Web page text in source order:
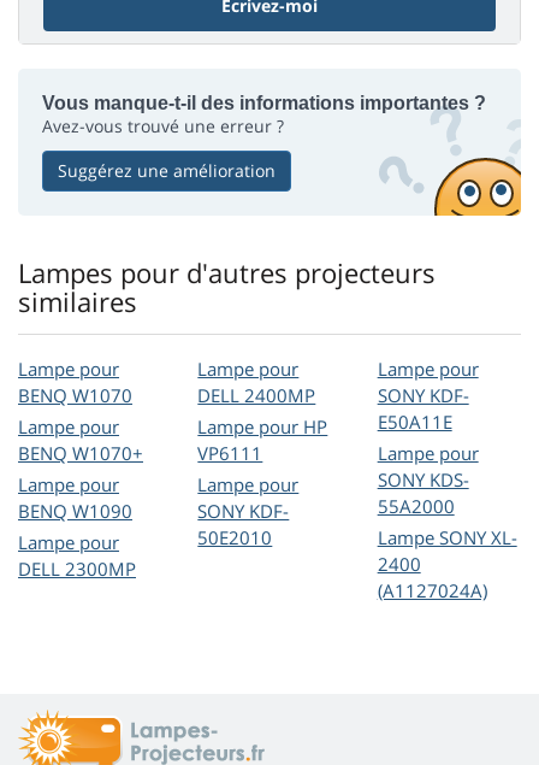
Écrivez-moi
Vous manque-t-il des informations importantes ?
Avez-vous trouvé une erreur ?
Suggérez une amélioration
Lampes pour d'autres projecteurs
similaires
Lampe pour
BENQ W1070
Lampe pour
BENQ W1070+
Lampe pour
BENQ W1090
Lampe pour
DELL 2300MP
Lampe pour
DELL 2400MP
Lampe pour HP
VP6111
Lampe pour
SONY KDF-
50E2010
Lampe pour
SONY KDF-
E50A11E
Lampe pour
SONY KDS-
55A2000
Lampe SONY XL-
2400
(A1127024A)